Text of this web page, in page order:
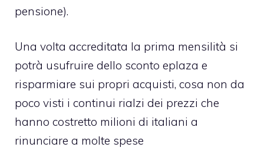
pensione).
Una volta accreditata la prima mensilità si
potrà usufruire dello sconto eplaza e
risparmiare sui propri acquisti, cosa non da
poco visti i continui rialzi dei prezzi che
hanno costretto milioni di italiani a
rinunciare a molte spese